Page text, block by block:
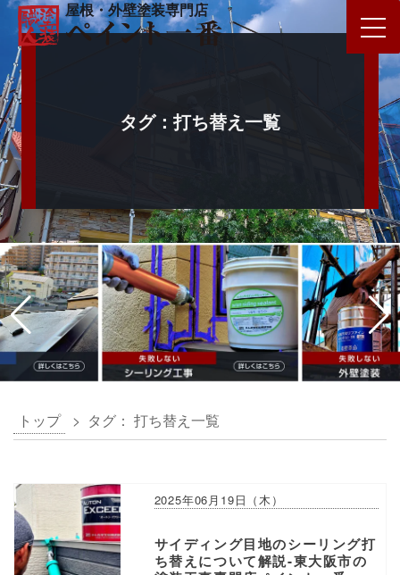
屋根・外壁塗装専門店
タグ：打ち替え一覧
トップ > タグ： 打ち替え 一覧
2025年06月19日（木）
サイディング目地のシーリング打
ち替えについて解説-東大阪市の